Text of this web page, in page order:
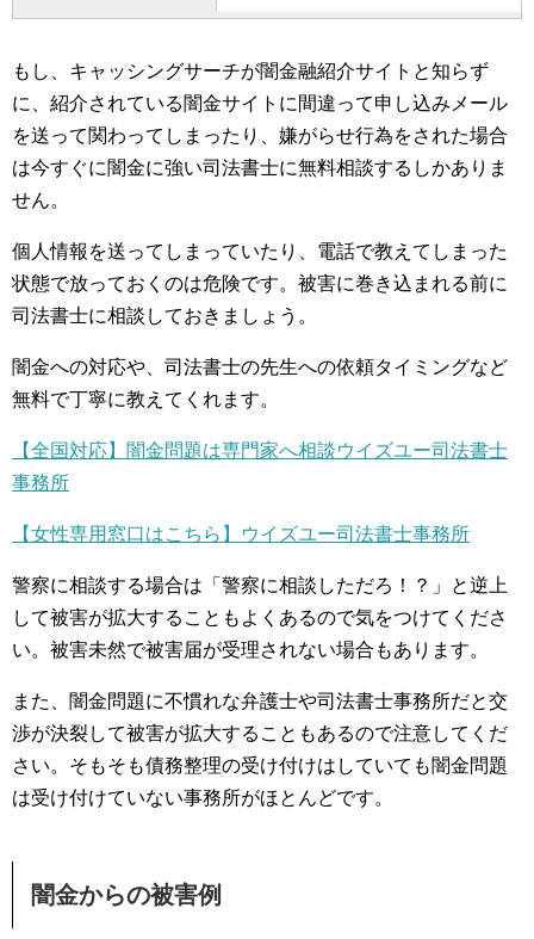
もし、キャッシングサーチが闇金融紹介サイトと知らず
に、紹介されている闇金サイトに間違って申し込みメール
を送って関わってしまったり、嫌がらせ行為をされた場合
は今すぐに闇金に強い司法書士に無料相談するしかありま
せん。
個人情報を送ってしまっていたり、電話で教えてしまった
状態で放っておくのは危険です。被害に巻き込まれる前に
司法書士に相談しておきましょう。
闇金への対応や、司法書士の先生への依頼タイミングなど
無料で丁寧に教えてくれます。
【全国対応】闇金問題は専門家へ相談ウイズユー司法書士
事務所
【女性専用窓口はこちら】ウイズユー司法書士事務所
警察に相談する場合は「警察に相談しただろ！？」と逆上
して被害が拡大することもよくあるので気をつけてくださ
い。被害未然で被害届が受理されない場合もあります。
また、闇金問題に不慣れな弁護士や司法書士事務所だと交
渉が決裂して被害が拡大することもあるので注意してくだ
さい。そもそも債務整理の受け付けはしていても闇金問題
は受け付けていない事務所がほとんどです。
闇金からの被害例